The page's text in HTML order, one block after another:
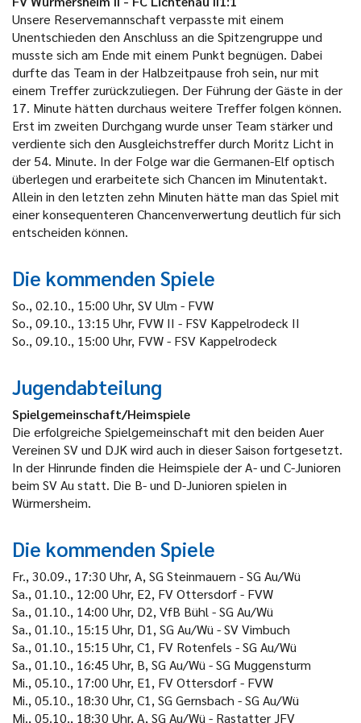
Unsere Reservemannschaft verpasste mit einem
Unentschieden den Anschluss an die Spitzengruppe und
musste sich am Ende mit einem Punkt begnügen. Dabei
durfte das Team in der Halbzeitpause froh sein, nur mit
einem Treffer zurückzuliegen. Der Führung der Gäste in der
17. Minute hätten durchaus weitere Treffer folgen können.
Erst im zweiten Durchgang wurde unser Team stärker und
verdiente sich den Ausgleichstreffer durch Moritz Licht in
der 54. Minute. In der Folge war die Germanen-Elf optisch
überlegen und erarbeitete sich Chancen im Minutentakt.
Allein in den letzten zehn Minuten hätte man das Spiel mit
einer konsequenteren Chancenverwertung deutlich für sich
entscheiden können.
Die kommenden Spiele
So., 02.10., 15:00 Uhr, SV Ulm - FVW
So., 09.10., 13:15 Uhr, FVW II - FSV Kappelrodeck II
So., 09.10., 15:00 Uhr, FVW - FSV Kappelrodeck
Jugendabteilung
Spielgemeinschaft/Heimspiele
Die erfolgreiche Spielgemeinschaft mit den beiden Auer
Vereinen SV und DJK wird auch in dieser Saison fortgesetzt.
In der Hinrunde finden die Heimspiele der A- und C-Junioren
beim SV Au statt. Die B- und D-Junioren spielen in
Würmersheim.
Die kommenden Spiele
Fr., 30.09., 17:30 Uhr, A, SG Steinmauern - SG Au/Wü
Sa., 01.10., 12:00 Uhr, E2, FV Ottersdorf - FVW
Sa., 01.10., 14:00 Uhr, D2, VfB Bühl - SG Au/Wü
Sa., 01.10., 15:15 Uhr, D1, SG Au/Wü - SV Vimbuch
Sa., 01.10., 15:15 Uhr, C1, FV Rotenfels - SG Au/Wü
Sa., 01.10., 16:45 Uhr, B, SG Au/Wü - SG Muggensturm
Mi., 05.10., 17:00 Uhr, E1, FV Ottersdorf - FVW
Mi., 05.10., 18:30 Uhr, C1, SG Gernsbach - SG Au/Wü
Mi., 05.10., 18:30 Uhr, A, SG Au/Wü - Rastatter JFV